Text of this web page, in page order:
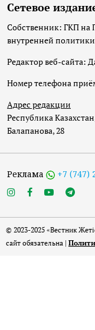
Сетевое
Собственник: ГКП на
внутренней политики
Редактор веб-сайта:
Номер телефона
Адрес редакции
Республика
Балапанова, 28
Реклама +7 (747)
© 2023-2025 «Вестник
сайт обязательна |